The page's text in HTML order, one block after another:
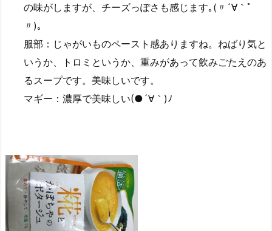
の味がしますが、チーズっぽさも感じます｡(〃´∀｀ﾟ
〃)｡
服部：じゃがいものペースト感ありますね。ねばり気と
いうか、トロミというか、重みがあって飲みごたえのあ
るスープです。美味しいです。
マギー：濃厚で美味しい(●´∀｀)ﾉ